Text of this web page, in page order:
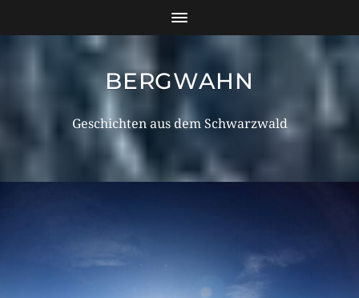
BERGWAHN
Geschichten aus dem Schwarzwald